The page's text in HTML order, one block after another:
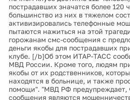
пострадавших значатся более 120
большинство из них в тяжелом
активизировались телефонные
пытаются нажиться на этой
горожанам смс-сообщения с
деньги якобы для пострадавших
клубе. [/b]Об этом ИТАР-ТАСС
МВД России. Кроме того, людям
якобы от их родственников,
находятся в больнице, и также
помощи". "МВД РФ предупреждает,
сообщения являются